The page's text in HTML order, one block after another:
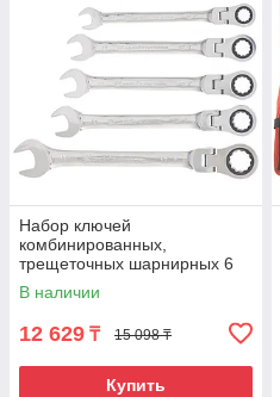
Набор ключей
комбинированных,
трещеточных шарнирных 6
шт Matrix
В наличии
12 629 ₸ 15 098 ₸
Купить